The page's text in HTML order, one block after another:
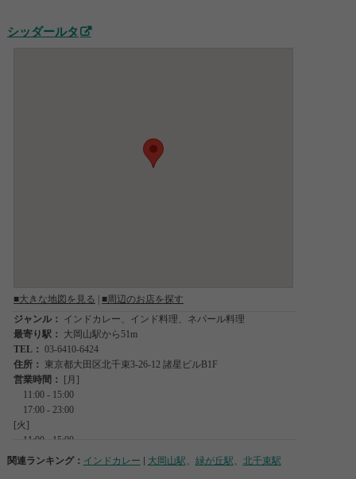
シッダールタ
関連ランキング： インドカレー 大岡山駅 緑が丘駅 北千束駅